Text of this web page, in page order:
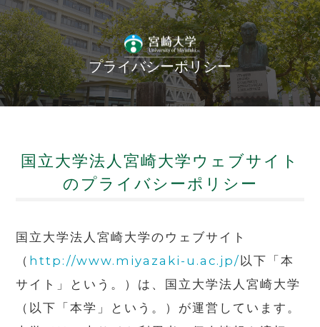
プライバシーポリシー
国立大学法人宮崎大学ウェブサイト
の プライバシーポリシー
国立大学法人宮崎大学のウェブサイト
（ http://www.miyazaki-u.ac.jp/以下「本
サイト」という。）は、国立大学法人宮崎大学
（以下「本学」という。）が運営しています。